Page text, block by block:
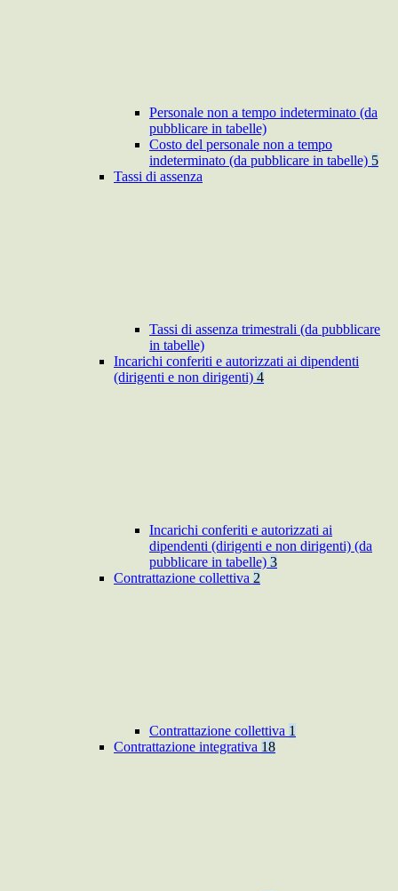
Personale non a tempo indeterminato (da
pubblicare in tabelle)
Costo del personale non a tempo
indeterminato (da pubblicare in tabelle) 5
Tassi di assenza
Tassi di assenza trimestrali (da pubblicare
in tabelle)
Incarichi conferiti e autorizzati ai dipendenti
(dirigenti e non dirigenti) 4
Incarichi conferiti e autorizzati ai
dipendenti (dirigenti e non dirigenti) (da
pubblicare in tabelle) 3
Contrattazione collettiva 2
Contrattazione collettiva 1
Contrattazione integrativa 18